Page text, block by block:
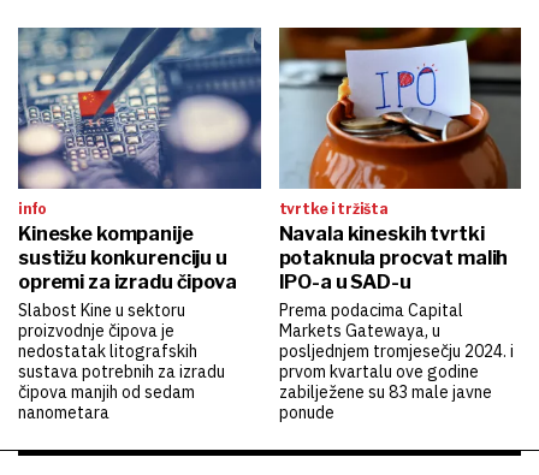
info
Kineske kompanije
sustižu konkurenciju u
opremi za izradu čipova
Slabost Kine u sektoru
proizvodnje čipova je
nedostatak litografskih
sustava potrebnih za izradu
čipova manjih od sedam
nanometara
tvrtke i tržišta
Navala kineskih tvrtki
potaknula procvat malih
IPO-a u SAD-u
Prema podacima Capital
Markets Gatewaya, u
posljednjem tromjesečju 2024. i
prvom kvartalu ove godine
zabilježene su 83 male javne
ponude